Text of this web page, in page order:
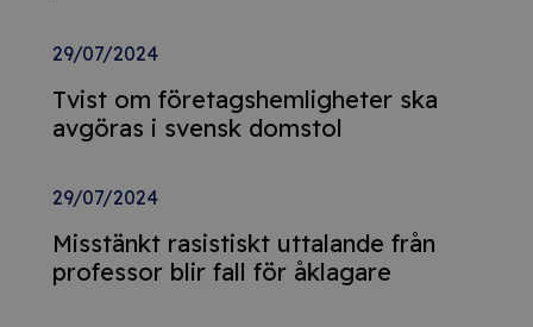
29/07/2024
Tvist om företagshemligheter ska
avgöras i svensk domstol
29/07/2024
Misstänkt rasistiskt uttalande från
professor blir fall för åklagare